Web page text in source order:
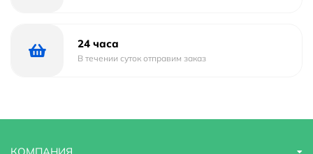
Глубина мм. 900
24 часа
В течении суток отправим заказ